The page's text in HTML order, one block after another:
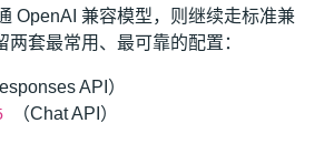
OpenAI 兼容模型，则继续走标准兼
两套最常用、最可靠的配置：
API）
（Chat API）